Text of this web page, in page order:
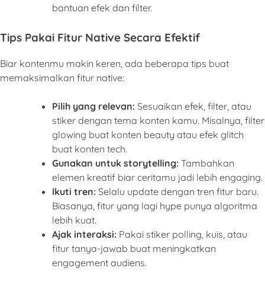
bantuan efek dan filter.
Tips Pakai Fitur Native Secara Efektif
Biar kontenmu makin keren, ada beberapa tips buat
memaksimalkan fitur native:
Pilih yang relevan: Sesuaikan efek, filter, atau
stiker dengan tema konten kamu. Misalnya, filter
glowing buat konten beauty atau efek glitch
buat konten tech.
Gunakan untuk storytelling: Tambahkan
elemen kreatif biar ceritamu jadi lebih engaging.
Ikuti tren: Selalu update dengan tren fitur baru.
Biasanya, fitur yang lagi hype punya algoritma
lebih kuat.
Ajak interaksi: Pakai stiker polling, kuis, atau
fitur tanya-jawab buat meningkatkan
engagement audiens.